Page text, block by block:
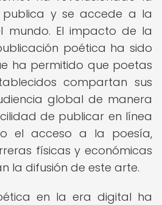
y se accede a la
mundo. El impacto de la
poética ha sido
ha permitido que poetas
compartan sus
global de manera
de publicar en línea
el acceso a la poesía,
físicas y económicas
la difusión de este arte.
en la era digital ha